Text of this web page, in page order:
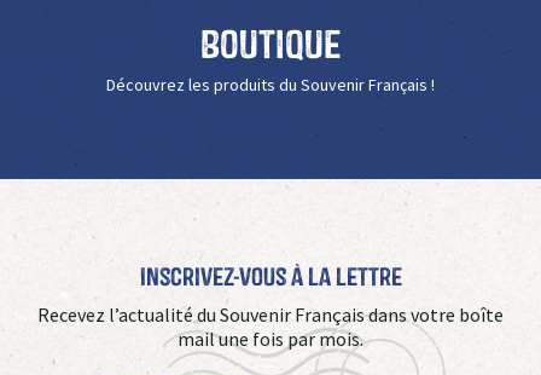
Boutique
Découvrez les produits du Souvenir Français !
Inscrivez-vous à La Lettre
Recevez l’actualité du Souvenir Français dans votre boîte
mail une fois par mois.